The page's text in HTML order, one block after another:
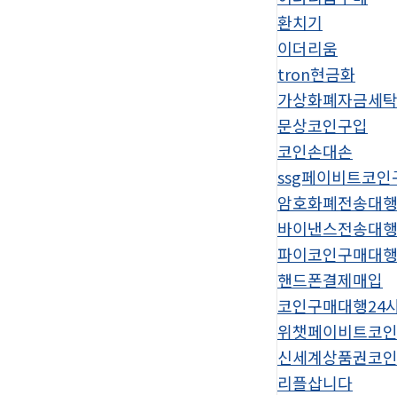
환치기
이더리움
tron현금화
가상화폐자금세탁
문상코인구입
코인손대손
ssg페이비트코인
암호화폐전송대행
바이낸스전송대행
파이코인구매대행
핸드폰결제매입
코인구매대행24시
위챗페이비트코
신세계상품권코
리플삽니다